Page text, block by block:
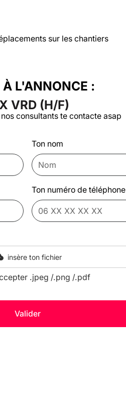
sur les chantiers
À L'ANNONCE :
VRD (H/F)
consultants te contacte asap
Ton nom
Ton numéro de téléphone
insère ton fichier
.jpeg /.png /.pdf